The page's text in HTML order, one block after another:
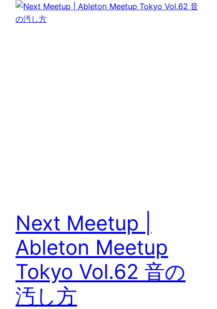
Next Meetup |
Ableton Meetup
Tokyo Vol.62 音の
汚し方